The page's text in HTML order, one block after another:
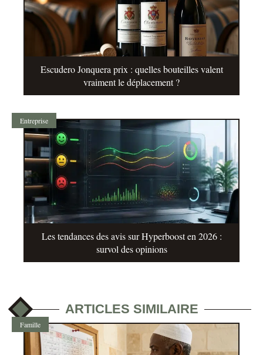
Escudero Jonquera prix : quelles bouteilles valent
vraiment le déplacement ?
Entreprise
Les tendances des avis sur Hyperboost en 2026 :
survol des opinions
ARTICLES SIMILAIRE
Famille